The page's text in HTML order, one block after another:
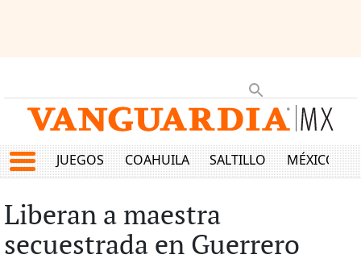
JUEGOS COAHUILA SALTILLO MÉXICO
Liberan a maestra
secuestrada en Guerrero